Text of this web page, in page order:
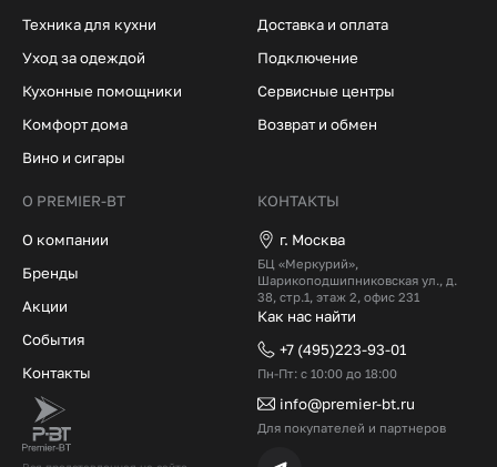
Техника для кухни
Уход за одеждой
Кухонные помощники
Комфорт дома
Вино и сигары
Доставка и оплата
Подключение
Сервисные центры
Возврат и обмен
О PREMIER-BT
О компании
Бренды
Акции
События
Контакты
КОНТАКТЫ
г. Москва
БЦ «Меркурий»,
Шарикоподшипниковская ул., д.
38, стр.1, этаж 2, офис 231
Как нас найти
+7 (495)223-93-01
Пн-Пт: с 10:00 до 18:00
info@premier-bt.ru
Для покупателей и партнеров